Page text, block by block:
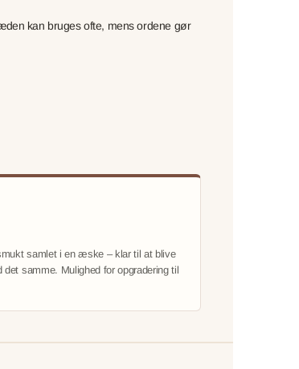
kan bruges ofte, mens ordene gør
samlet i en æske – klar til at blive
det samme. Mulighed for opgradering til